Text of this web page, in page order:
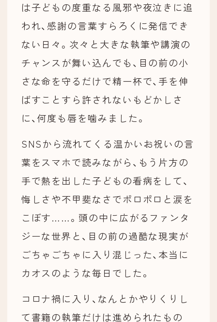
は子どもの度重なる風邪や夜泣きに追
われ、感謝の言葉すらろくに発信でき
ない日々。次々と大きな執筆や講演の
チャンスが舞い込んでも、目の前の小
さな命を守るだけで精一杯で、手を伸
ばすことすら許されないもどかしさ
に、何度も唇を噛みました。
SNSから流れてくる温かいお祝いの言
葉をスマホで読みながら、もう片方の
手で熱を出した子どもの看病をして、
悔しさや不甲斐なさでポロポロと涙を
こぼす……。頭の中に広がるファンタ
ジーな世界と、目の前の過酷な現実が
ごちゃごちゃに入り混じった、本当に
カオスのような毎日でした。
コロナ禍に入り、なんとかやりくりし
て書籍の執筆だけは進められたもの